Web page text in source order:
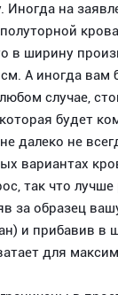
Иногда на
в ширину
А иногда вам
случае,
будет
далеко не
вариантах
так что лучше
за образец
и прибавив в
для